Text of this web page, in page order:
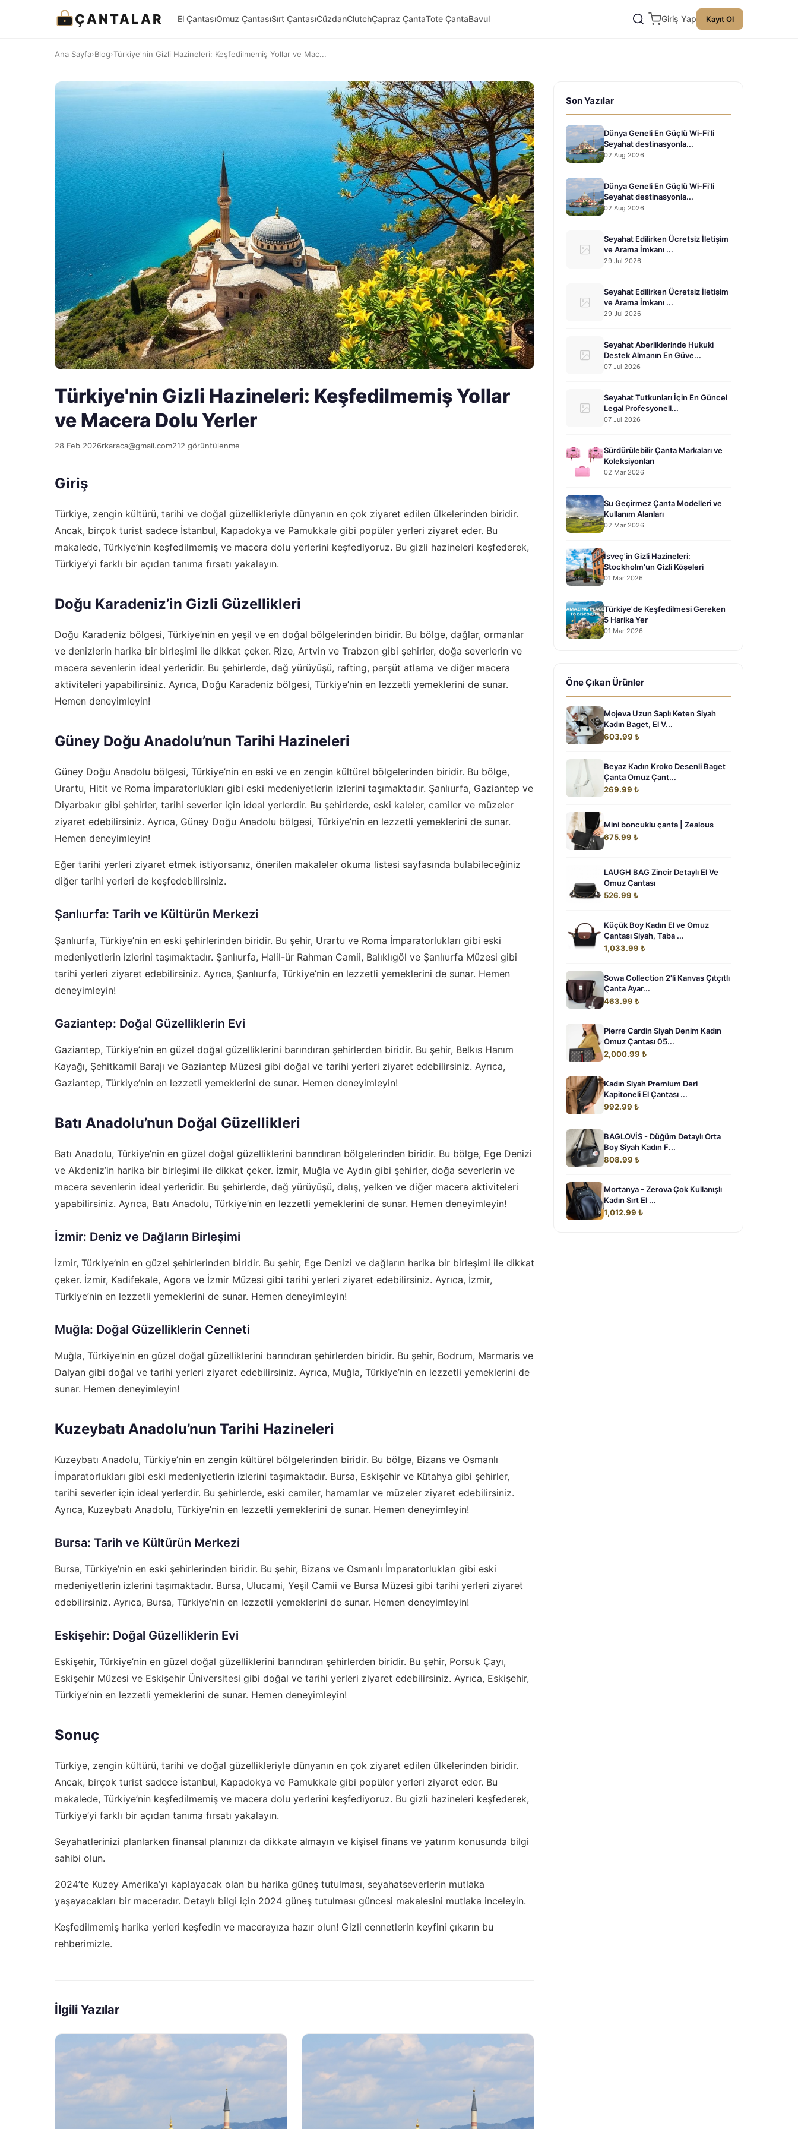
ÇANTALAR El ÇantasıOmuz ÇantasıSırt ÇantasıCüzdanClutchÇapraz ÇantaTote ÇantaBavul Giriş Yap Kayıt Ol
Ana Sayfa›Blog›Türkiye'nin Gizli Hazineleri: Keşfedilmemiş Yollar ve Mac...
Türkiye'nin Gizli Hazineleri: Keşfedilmemiş Yollar
ve Macera Dolu Yerler
28 Feb 2026rkaraca@gmail.com212 görüntülenme
Giriş
Türkiye, zengin kültürü, tarihi ve doğal güzellikleriyle dünyanın en çok ziyaret edilen ülkelerinden biridir.
Ancak, birçok turist sadece İstanbul, Kapadokya ve Pamukkale gibi popüler yerleri ziyaret eder. Bu
makalede, Türkiye’nin keşfedilmemiş ve macera dolu yerlerini keşfediyoruz. Bu gizli hazineleri keşfederek,
Türkiye’yi farklı bir açıdan tanıma fırsatı yakalayın.
Doğu Karadeniz’in Gizli Güzellikleri
Doğu Karadeniz bölgesi, Türkiye’nin en yeşil ve en doğal bölgelerinden biridir. Bu bölge, dağlar, ormanlar
ve denizlerin harika bir birleşimi ile dikkat çeker. Rize, Artvin ve Trabzon gibi şehirler, doğa severlerin ve
macera sevenlerin ideal yerleridir. Bu şehirlerde, dağ yürüyüşü, rafting, parşüt atlama ve diğer macera
aktiviteleri yapabilirsiniz. Ayrıca, Doğu Karadeniz bölgesi, Türkiye’nin en lezzetli yemeklerini de sunar.
Hemen deneyimleyin!
Güney Doğu Anadolu’nun Tarihi Hazineleri
Güney Doğu Anadolu bölgesi, Türkiye’nin en eski ve en zengin kültürel bölgelerinden biridir. Bu bölge,
Urartu, Hitit ve Roma İmparatorlukları gibi eski medeniyetlerin izlerini taşımaktadır. Şanlıurfa, Gaziantep ve
Diyarbakır gibi şehirler, tarihi severler için ideal yerlerdir. Bu şehirlerde, eski kaleler, camiler ve müzeler
ziyaret edebilirsiniz. Ayrıca, Güney Doğu Anadolu bölgesi, Türkiye’nin en lezzetli yemeklerini de sunar.
Hemen deneyimleyin!
Eğer tarihi yerleri ziyaret etmek istiyorsanız, önerilen makaleler okuma listesi sayfasında bulabileceğiniz
diğer tarihi yerleri de keşfedebilirsiniz.
Şanlıurfa: Tarih ve Kültürün Merkezi
Şanlıurfa, Türkiye’nin en eski şehirlerinden biridir. Bu şehir, Urartu ve Roma İmparatorlukları gibi eski
medeniyetlerin izlerini taşımaktadır. Şanlıurfa, Halil-ür Rahman Camii, Balıklıgöl ve Şanlıurfa Müzesi gibi
tarihi yerleri ziyaret edebilirsiniz. Ayrıca, Şanlıurfa, Türkiye’nin en lezzetli yemeklerini de sunar. Hemen
deneyimleyin!
Gaziantep: Doğal Güzelliklerin Evi
Gaziantep, Türkiye’nin en güzel doğal güzelliklerini barındıran şehirlerden biridir. Bu şehir, Belkıs Hanım
Kayağı, Şehitkamil Barajı ve Gaziantep Müzesi gibi doğal ve tarihi yerleri ziyaret edebilirsiniz. Ayrıca,
Gaziantep, Türkiye’nin en lezzetli yemeklerini de sunar. Hemen deneyimleyin!
Batı Anadolu’nun Doğal Güzellikleri
Batı Anadolu, Türkiye’nin en güzel doğal güzelliklerini barındıran bölgelerinden biridir. Bu bölge, Ege Denizi
ve Akdeniz’in harika bir birleşimi ile dikkat çeker. İzmir, Muğla ve Aydın gibi şehirler, doğa severlerin ve
macera sevenlerin ideal yerleridir. Bu şehirlerde, dağ yürüyüşü, dalış, yelken ve diğer macera aktiviteleri
yapabilirsiniz. Ayrıca, Batı Anadolu, Türkiye’nin en lezzetli yemeklerini de sunar. Hemen deneyimleyin!
İzmir: Deniz ve Dağların Birleşimi
İzmir, Türkiye’nin en güzel şehirlerinden biridir. Bu şehir, Ege Denizi ve dağların harika bir birleşimi ile dikkat
çeker. İzmir, Kadifekale, Agora ve İzmir Müzesi gibi tarihi yerleri ziyaret edebilirsiniz. Ayrıca, İzmir,
Türkiye’nin en lezzetli yemeklerini de sunar. Hemen deneyimleyin!
Muğla: Doğal Güzelliklerin Cenneti
Muğla, Türkiye’nin en güzel doğal güzelliklerini barındıran şehirlerden biridir. Bu şehir, Bodrum, Marmaris ve
Dalyan gibi doğal ve tarihi yerleri ziyaret edebilirsiniz. Ayrıca, Muğla, Türkiye’nin en lezzetli yemeklerini de
sunar. Hemen deneyimleyin!
Kuzeybatı Anadolu’nun Tarihi Hazineleri
Kuzeybatı Anadolu, Türkiye’nin en zengin kültürel bölgelerinden biridir. Bu bölge, Bizans ve Osmanlı
İmparatorlukları gibi eski medeniyetlerin izlerini taşımaktadır. Bursa, Eskişehir ve Kütahya gibi şehirler,
tarihi severler için ideal yerlerdir. Bu şehirlerde, eski camiler, hamamlar ve müzeler ziyaret edebilirsiniz.
Ayrıca, Kuzeybatı Anadolu, Türkiye’nin en lezzetli yemeklerini de sunar. Hemen deneyimleyin!
Bursa: Tarih ve Kültürün Merkezi
Bursa, Türkiye’nin en eski şehirlerinden biridir. Bu şehir, Bizans ve Osmanlı İmparatorlukları gibi eski
medeniyetlerin izlerini taşımaktadır. Bursa, Ulucami, Yeşil Camii ve Bursa Müzesi gibi tarihi yerleri ziyaret
edebilirsiniz. Ayrıca, Bursa, Türkiye’nin en lezzetli yemeklerini de sunar. Hemen deneyimleyin!
Eskişehir: Doğal Güzelliklerin Evi
Eskişehir, Türkiye’nin en güzel doğal güzelliklerini barındıran şehirlerden biridir. Bu şehir, Porsuk Çayı,
Eskişehir Müzesi ve Eskişehir Üniversitesi gibi doğal ve tarihi yerleri ziyaret edebilirsiniz. Ayrıca, Eskişehir,
Türkiye’nin en lezzetli yemeklerini de sunar. Hemen deneyimleyin!
Sonuç
Türkiye, zengin kültürü, tarihi ve doğal güzellikleriyle dünyanın en çok ziyaret edilen ülkelerinden biridir.
Ancak, birçok turist sadece İstanbul, Kapadokya ve Pamukkale gibi popüler yerleri ziyaret eder. Bu
makalede, Türkiye’nin keşfedilmemiş ve macera dolu yerlerini keşfediyoruz. Bu gizli hazineleri keşfederek,
Türkiye’yi farklı bir açıdan tanıma fırsatı yakalayın.
Seyahatlerinizi planlarken finansal planınızı da dikkate almayın ve kişisel finans ve yatırım konusunda bilgi
sahibi olun.
2024’te Kuzey Amerika’yı kaplayacak olan bu harika güneş tutulması, seyahatseverlerin mutlaka
yaşayacakları bir maceradır. Detaylı bilgi için 2024 güneş tutulması güncesi makalesini mutlaka inceleyin.
Keşfedilmemiş harika yerleri keşfedin ve macerayıza hazır olun! Gizli cennetlerin keyfini çıkarın bu
rehberimizle.
İlgili Yazılar
Son Yazılar
Dünya Geneli En Güçlü Wi-Fi'li
Seyahat destinasyonla...
02 Aug 2026
Dünya Geneli En Güçlü Wi-Fi'li
Seyahat destinasyonla...
02 Aug 2026
Seyahat Edilirken Ücretsiz İletişim
ve Arama İmkanı ...
29 Jul 2026
Seyahat Edilirken Ücretsiz İletişim
ve Arama İmkanı ...
29 Jul 2026
Seyahat Aberliklerinde Hukuki
Destek Almanın En Güve...
07 Jul 2026
Seyahat Tutkunları İçin En Güncel
Legal Profesyonell...
07 Jul 2026
Sürdürülebilir Çanta Markaları ve
Koleksiyonları
02 Mar 2026
Su Geçirmez Çanta Modelleri ve
Kullanım Alanları
02 Mar 2026
İsveç'in Gizli Hazineleri:
Stockholm'un Gizli Köşeleri
01 Mar 2026
Türkiye'de Keşfedilmesi Gereken
5 Harika Yer
01 Mar 2026
Öne Çıkan Ürünler
Mojeva Uzun Saplı Keten Siyah
Kadın Baget, El V...
603.99 ₺
Beyaz Kadın Kroko Desenli Baget
Çanta Omuz Çant...
269.99 ₺
Mini boncuklu çanta | Zealous
675.99 ₺
LAUGH BAG Zincir Detaylı El Ve
Omuz Çantası
526.99 ₺
Küçük Boy Kadın El ve Omuz
Çantası Siyah, Taba ...
1,033.99 ₺
Sowa Collection 2'li Kanvas Çıtçıtlı
Çanta Ayar...
463.99 ₺
Pierre Cardin Siyah Denim Kadın
Omuz Çantası 05...
2,000.99 ₺
Kadın Siyah Premium Deri
Kapitoneli El Çantası ...
992.99 ₺
BAGLOVİS - Düğüm Detaylı Orta
Boy Siyah Kadın F...
808.99 ₺
Mortanya - Zerova Çok Kullanışlı
Kadın Sırt El ...
1,012.99 ₺